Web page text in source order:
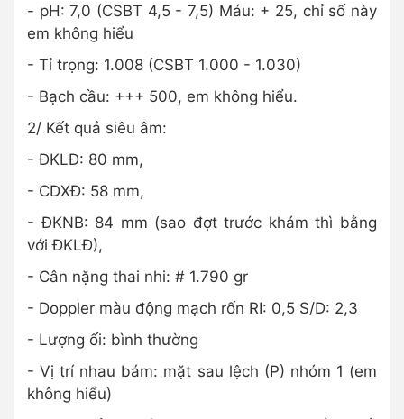
- pH: 7,0 (CSBT 4,5 - 7,5) Máu: + 25, chỉ số này
em không hiểu
- Tỉ trọng: 1.008 (CSBT 1.000 - 1.030)
- Bạch cầu: +++ 500, em không hiểu.
2/ Kết quả siêu âm:
- ĐKLĐ: 80 mm,
- CDXĐ: 58 mm,
- ĐKNB: 84 mm (sao đợt trước khám thì bằng
với ĐKLĐ),
- Cân nặng thai nhi: # 1.790 gr
- Doppler màu động mạch rốn RI: 0,5 S/D: 2,3
- Lượng ối: bình thường
- Vị trí nhau bám: mặt sau lệch (P) nhóm 1 (em
không hiểu)